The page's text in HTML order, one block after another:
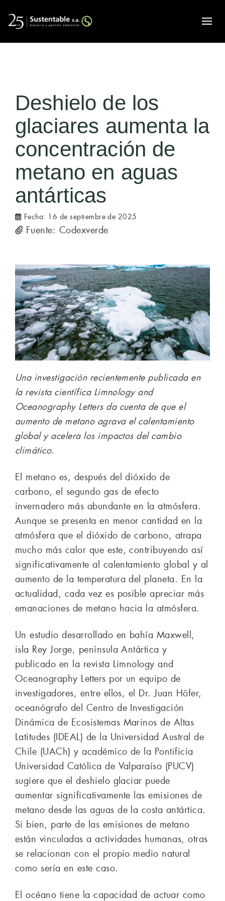
Deshielo de los
glaciares aumenta la
concentración de
metano en aguas
antárticas
Fecha: 16 de septiembre de 2025
Fuente: Codexverde
Una investigación recientemente publicada en
la revista científica Limnology and
Oceanography Letters da cuenta de que el
aumento de metano agrava el calentamiento
global y acelera los impactos del cambio
climático.
El metano es, después del dióxido de
carbono, el segundo gas de efecto
invernadero más abundante en la atmósfera.
Aunque se presenta en menor cantidad en la
atmósfera que el dióxido de carbono, atrapa
mucho más calor que este, contribuyendo así
significativamente al calentamiento global y al
aumento de la temperatura del planeta. En la
actualidad, cada vez es posible apreciar más
emanaciones de metano hacia la atmósfera.
Un estudio desarrollado en bahía Maxwell,
isla Rey Jorge, península Antártica y
publicado en la revista Limnology and
Oceanography Letters por un equipo de
investigadores, entre ellos, el Dr. Juan Höfer,
oceanógrafo del Centro de Investigación
Dinámica de Ecosistemas Marinos de Altas
Latitudes (IDEAL) de la Universidad Austral de
Chile (UACh) y académico de la Pontificia
Universidad Católica de Valparaíso (PUCV)
sugiere que el deshielo glaciar puede
aumentar significativamente las emisiones de
metano desde las aguas de la costa antártica.
Si bien, parte de las emisiones de metano
están vinculadas a actividades humanas, otras
se relacionan con el propio medio natural
como sería en este caso.
El océano tiene la capacidad de actuar como